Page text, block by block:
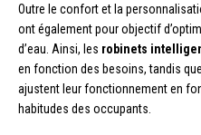
Outre le confort et la
ont également pour objectif
d’eau. Ainsi, les robinets
en fonction des besoins, tandis
ajustent leur fonctionnement en
habitudes des occupants.